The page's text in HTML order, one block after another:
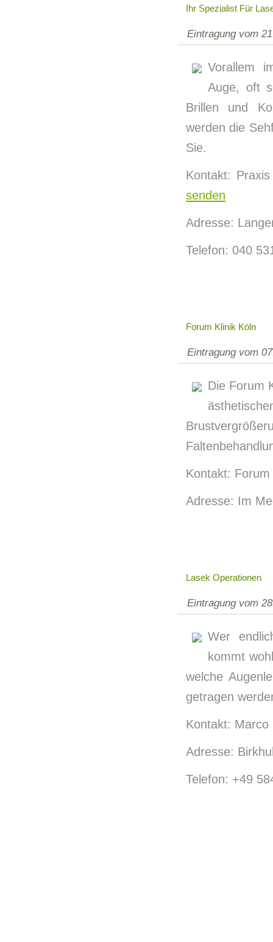
Ihr Spezialist Für
Eintragung vom
Vorallem
Auge, oft
Brillen und
werden die
Sie.
Kontakt:
senden
Adresse:
Telefon: 040
Forum Klinik Köln
Eintragung vom
Die Forum
Kontakt:
Adresse: Im
Lasek Operationen
Eintragung vom
Wer
kommt
welche
getragen
Kontakt:
Adresse:
Telefon: +49